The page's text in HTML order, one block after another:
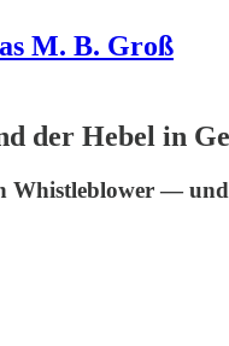
M. B. Groß
Hebel in
—